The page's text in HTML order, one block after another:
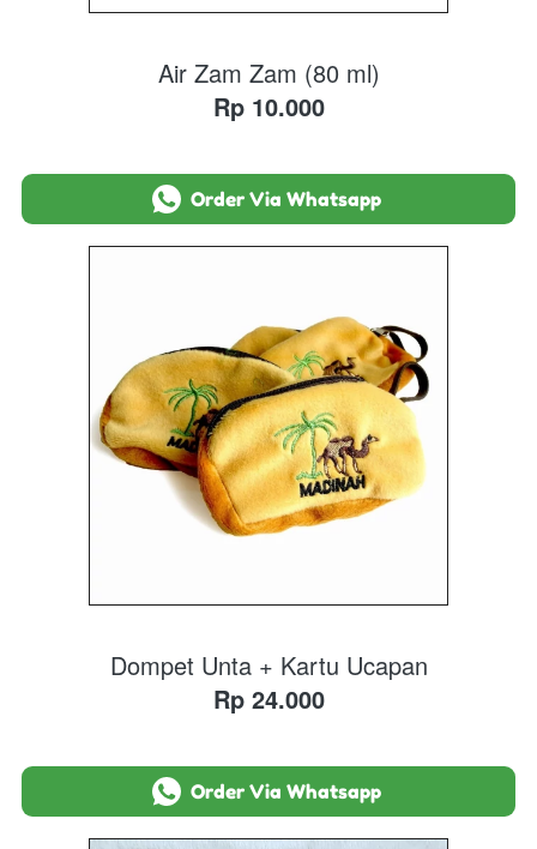
Air Zam Zam (80 ml)
Rp 10.000
` Order Via Whatsapp
Dompet Unta + Kartu Ucapan
Rp 24.000
` Order Via Whatsapp